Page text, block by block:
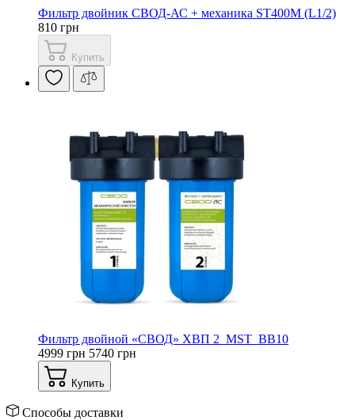
Фильтр двойник СВОД-АС + механика ST400M (L1/2)
810 грн
Купить
Фильтр двойной «СВОД» ХВП 2_MST_BB10
4999 грн 5740 грн
Купить
Способы доставки